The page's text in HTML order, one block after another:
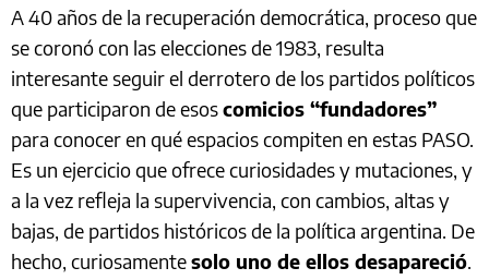
A 40 años de la recuperación democrática, proceso que
se coronó con las elecciones de 1983, resulta
interesante seguir el derrotero de los partidos políticos
que participaron de esoscomicios “fundadores”
para conocer en qué espacios compiten en estas PASO.
Es un ejercicio que ofrece curiosidades y mutaciones, y
a la vez refleja la supervivencia, con cambios, altas y
bajas, de partidos históricos de la política argentina. De
hecho, curiosamentesolo uno de ellos desapareció.